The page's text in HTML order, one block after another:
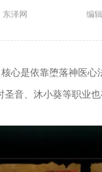
东泽网 编辑
心是依靠堕落神医
音、沐小葵等职业